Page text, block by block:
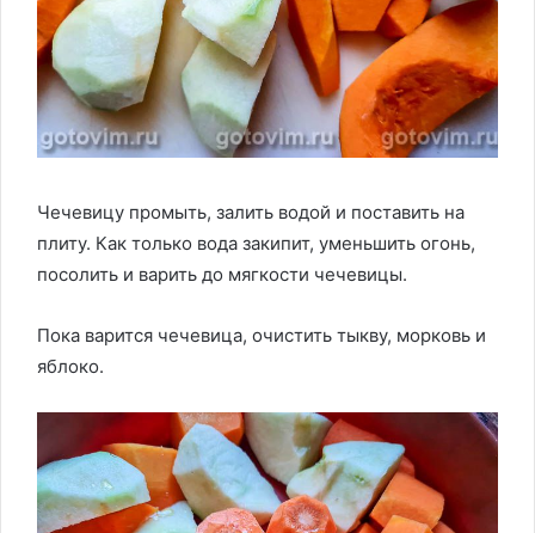
Чечевицу промыть, залить водой и поставить на
плиту. Как только вода закипит, уменьшить огонь,
посолить и варить до мягкости чечевицы.
Пока варится чечевица, очистить тыкву, морковь и
яблоко.